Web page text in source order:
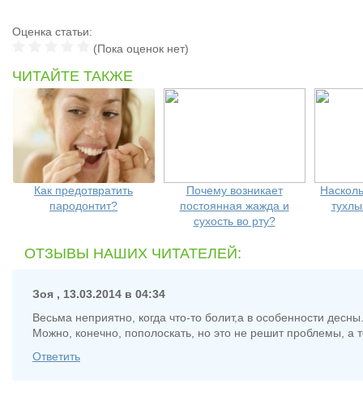
Оценка статьи:
(Пока оценок нет)
ЧИТАЙТЕ ТАКЖЕ
Как предотвратить
пародонтит?
Почему возникает
постоянная жажда и
сухость во рту?
ОТЗЫВЫ НАШИХ ЧИТАТЕЛЕЙ:
Зоя , 13.03.2014 в 04:34
Весьма неприятно, когда что-то болит,а в особенности
Можно, конечно, пополоскать, но это не решит проблемы, а
Ответить